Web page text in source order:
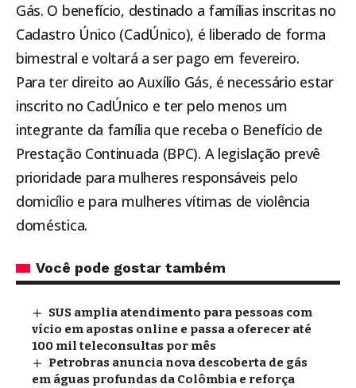
Gás. O benefício, destinado a famílias inscritas no
Cadastro Único (CadÚnico), é liberado de forma
bimestral e voltará a ser pago em fevereiro.
Para ter direito ao Auxílio Gás, é necessário estar
inscrito no CadÚnico e ter pelo menos um
integrante da família que receba o Benefício de
Prestação Continuada (BPC). A legislação prevê
prioridade para mulheres responsáveis pelo
domicílio e para mulheres vítimas de violência
doméstica.
Você pode gostar também
SUS amplia atendimento para pessoas com
vício em apostas online e passa a oferecer até
100 mil teleconsultas por mês
Petrobras anuncia nova descoberta de gás
em águas profundas da Colômbia e reforça